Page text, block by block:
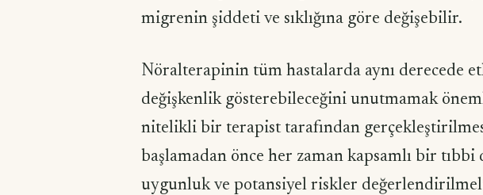
migrenin şiddeti ve sıklığına göre değişebilir.
Nöralterapinin tüm hastalarda aynı derecede
değişkenlik gösterebileceğini unutmamak
nitelikli bir terapist tarafından
başlamadan önce her zaman kapsamlı bir tıbbi
uygunluk ve potansiyel riskler